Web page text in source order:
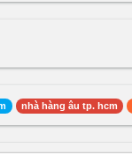
nhà hàng âu tp. hcm